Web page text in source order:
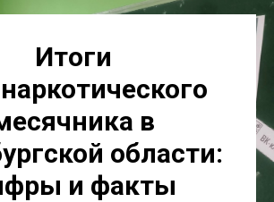
Итоги
в
области:
и факты